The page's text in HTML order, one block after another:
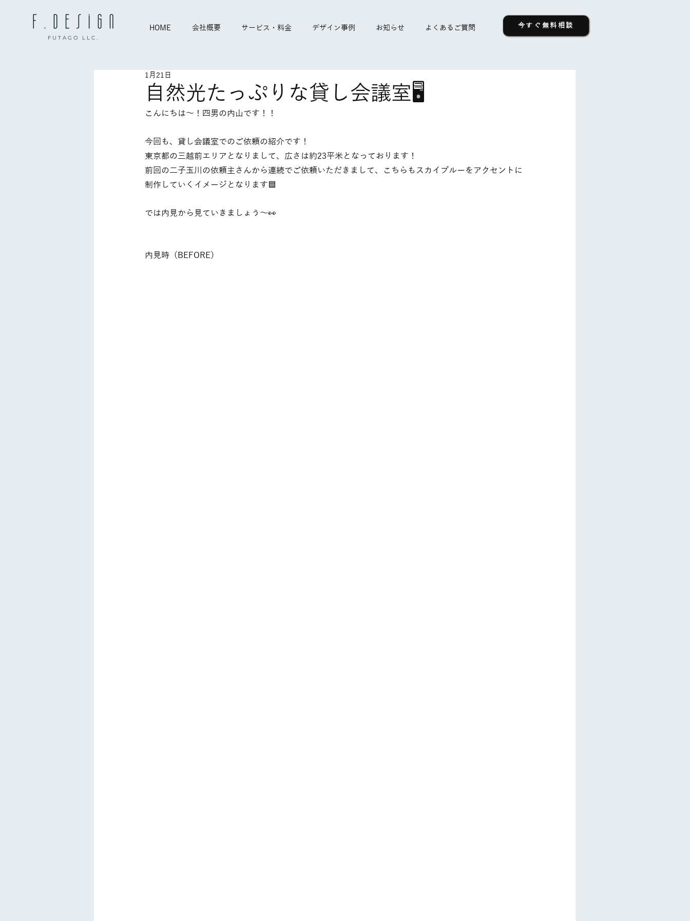
FUTAGO LLC.
HOME 会社概要 サービス・料金 デザイン事例 お知らせ よくあるご質問 今すぐ無料相談
自然光たっぷりな貸し会議室🖥️
1月21日
こんにちは〜！四男の内山です！！
今回も、貸し会議室でのご依頼の紹介です！
東京都の三越前エリアとなりまして、広さは約23平米となっております！
前回の二子玉川の依頼主さんから連続でご依頼いただきまして、こちらもスカイブルーをアクセントに
制作していくイメージとなります🟦
では内見から見ていきましょう〜👀
内見時（BEFORE）